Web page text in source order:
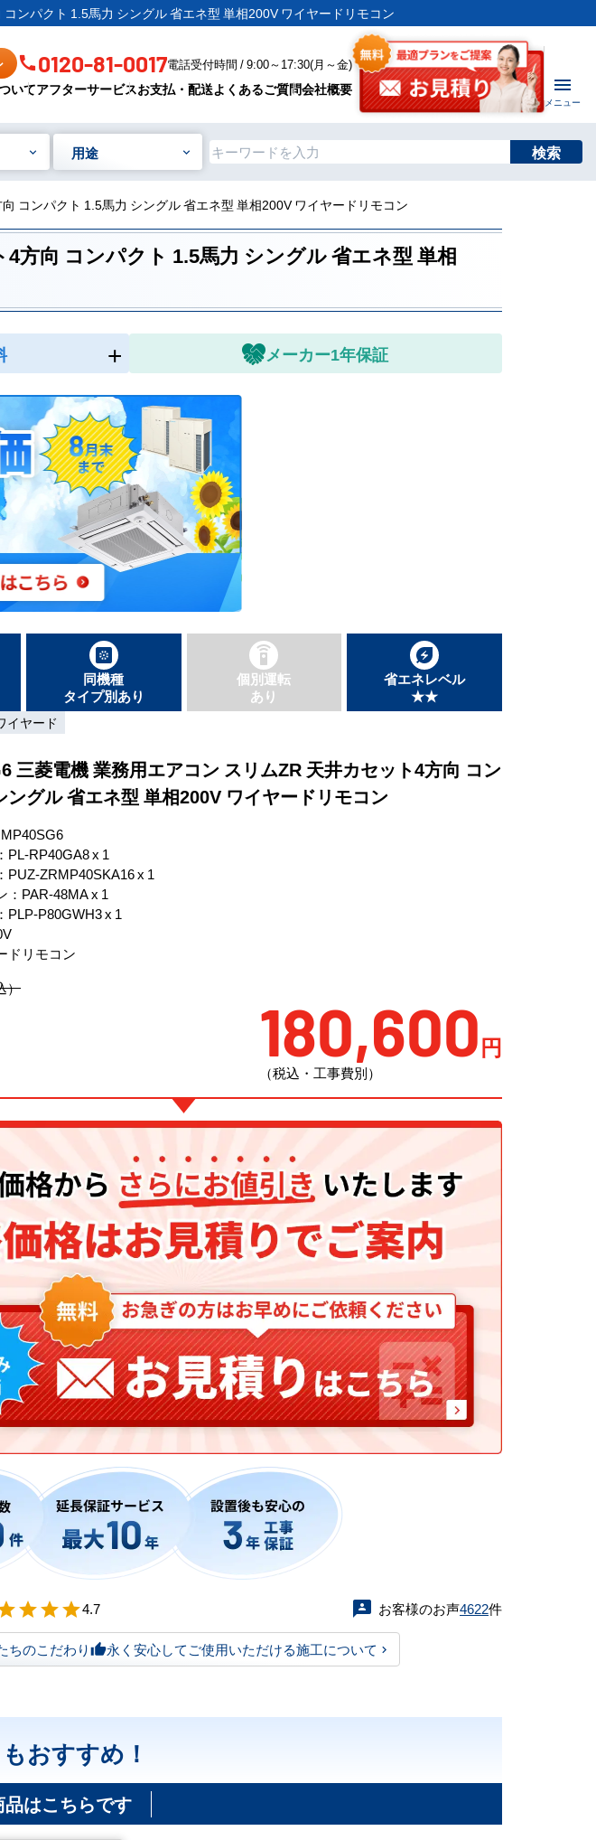
ンパクト 1.5馬力 シングル 省エネ型 単相200V ワイヤードリモコン
0120-81-0017電話受付時間 / 9:00～17:30(月～金)
いてアフターサービスお支払・配送よくあるご質問会社概要
メニュー
用途 検索
コンパクト 1.5馬力 シングル 省エネ型 単相200V ワイヤードリモコン
方向 コンパクト 1.5馬力 シングル 省エネ型 単相
メーカー1年保証
同機種
タイプ別あり
個別運転
あり
省エネレベル
★★
イヤード
三菱電機 業務用エアコン スリムZR 天井カセット4方向 コン
ングル 省エネ型 単相200V ワイヤードリモコン
PL-RP40GA8 x 1
PUZ-ZRMP40SKA16 x 1
：PAR-48MA x 1
PLP-P80GWH3 x 1
ドリモコン
）
180,600円
（税込・工事費別）
starstarstar4.7 お客様のお声4622件
ちのこだわりthumb_up永く安心してご使用いただける施工について
おすすめ！
はこちらです